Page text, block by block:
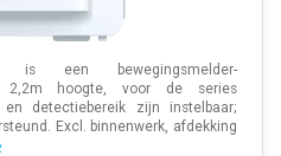
is een bewegingsmelder-
2,2m hoogte, voor de series
en detectiebereik zijn instelbaar;
Excl. binnenwerk, afdekking